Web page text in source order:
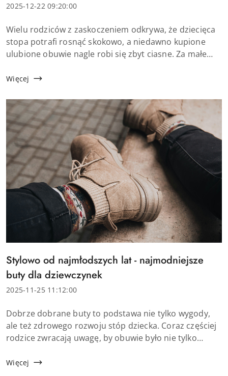
Data
2025-12-22 09:20:00
Treść
artykułu:
Wielu rodziców z zaskoczeniem odkrywa, że dziecięca
stopa potrafi rosnąć skokowo, a niedawno kupione
ulubione obuwie nagle robi się zbyt ciasne. Za małe
chwilowy dyskomfort – wpływają na ...
Więcej
Tytuł
artykułu:
Stylowo od najmłodszych lat - najmodniejsze
buty dla dziewczynek
Data
2025-11-25 11:12:00
Treść
artykułu:
Dobrze dobrane buty to podstawa nie tylko wygody,
ale też zdrowego rozwoju stóp dziecka. Coraz częściej
rodzice zwracają uwagę, by obuwie było nie tylko
szkolnym lubią, gdy ich stylizacje są sp&oa...
Więcej